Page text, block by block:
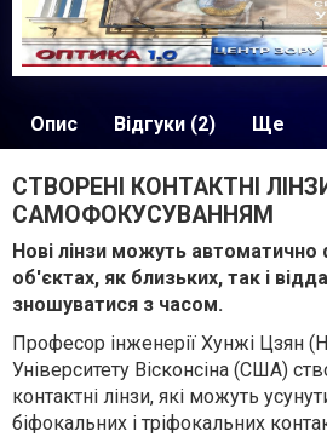
Опис Відгуки (2) Ще
СТВОРЕНІ КОНТАКТНІ
САМОФОКУСУВАННЯМ
Нові лінзи можуть автоматично
об'єктах, як близьких, так і
зношуватися з часом.
Професор інженерії Хунжі Цзян
Університету Вісконсіна (США)
контактні лінзи, які можуть
біфокальних і тріфокальних